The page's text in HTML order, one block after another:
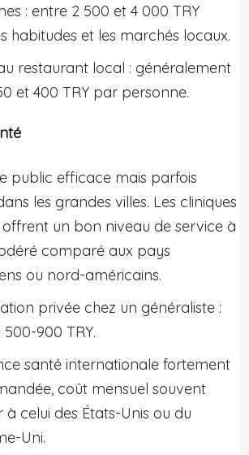
: entre 2 500 et 4 000 TRY
habitudes et les marchés locaux.
restaurant local : généralement
et 400 TRY par personne.
public efficace mais parfois
les grandes villes. Les cliniques
un bon niveau de service à
comparé aux pays
ou nord-américains.
privée chez un généraliste :
900 TRY.
santé internationale fortement
coût mensuel souvent
à celui des États-Unis ou du
Uni.